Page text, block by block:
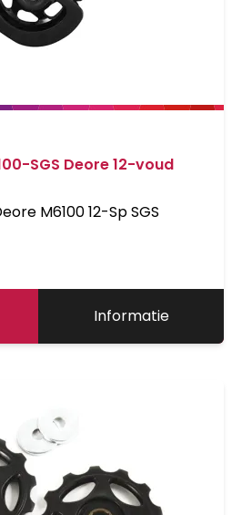
SGS Deore 12-voud
M6100 12-Sp SGS
Informatie